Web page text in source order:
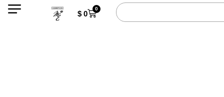
$ 0
0